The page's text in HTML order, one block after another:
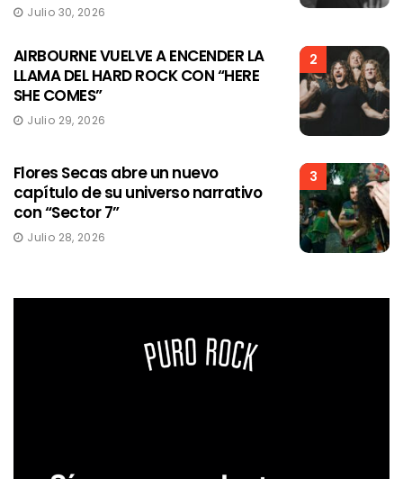
Julio 30, 2026
2
AIRBOURNE VUELVE A ENCENDER LA
LLAMA DEL HARD ROCK CON “HERE
SHE COMES”
Julio 29, 2026
3
Flores Secas abre un nuevo
capítulo de su universo narrativo
con “Sector 7”
Julio 28, 2026